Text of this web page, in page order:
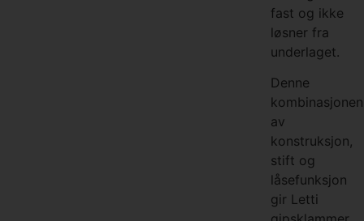
fast og ikke
løsner fra
underlaget.
Denne
kombinasjonen
av
konstruksjon,
stift og
låsefunksjon
gir Letti